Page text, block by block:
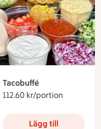
Tacobuffé
112.60 kr/portion
Lägg till